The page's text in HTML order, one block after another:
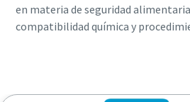
en materia de seguridad
compatibilidad química y